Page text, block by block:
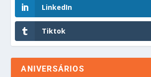
LinkedIn
Tiktok
ANIVERSÁRIOS